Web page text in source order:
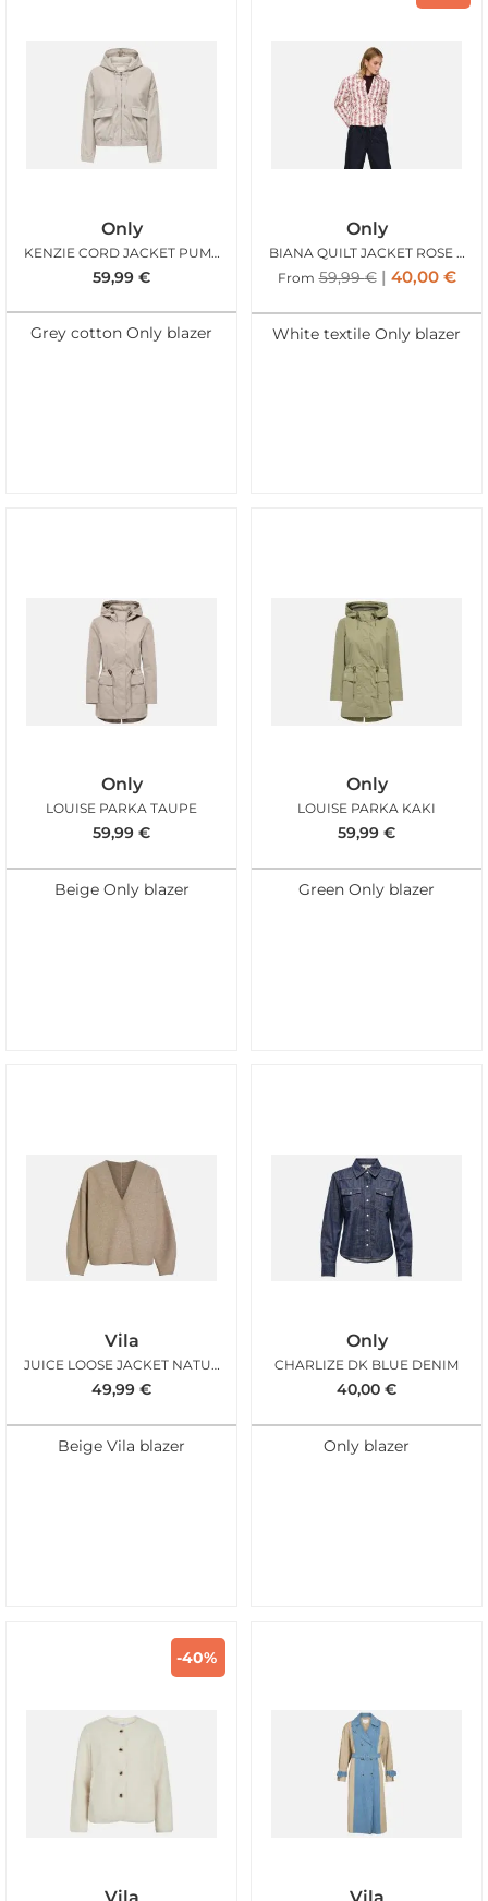
Only
KENZIE CORD JACKET PUMICE STONE
59,99 €
Grey cotton Only blazer
Only
BIANA QUILT JACKET ROSE FLOWER
From 59,99€ 40,00 €
White textile Only blazer
Only
LOUISE PARKA TAUPE
59,99 €
Beige Only blazer
Only
LOUISE PARKA KAKI
59,99 €
Green Only blazer
Vila
JUICE LOOSE JACKET NATURAL
49,99 €
Beige Vila blazer
Only
CHARLIZE DK BLUE DENIM
40,00 €
Only blazer
-40%